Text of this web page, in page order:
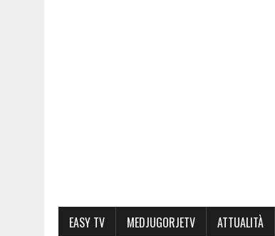
EASY TV MEDJUGORJETV ATTUALITÀ